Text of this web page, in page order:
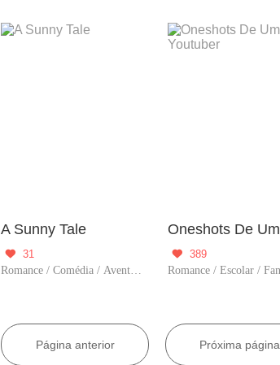
A Sunny Tale

31
Romance / Comédia / Aventura / Criadores / Completo

389
Página anterior Próxima página